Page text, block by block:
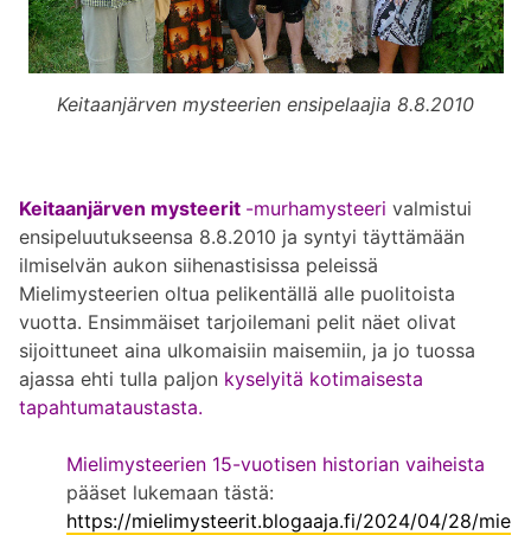
Keitaanjärven mysteerien ensipelaajia 8.8.2010
Keitaanjärven mysteerit -murhamysteeri valmistui
ensipeluutukseensa 8.8.2010 ja syntyi täyttämään
ilmiselvän aukon siihenastisissa peleissä
Mielimysteerien oltua pelikentällä alle puolitoista
vuotta. Ensimmäiset tarjoilemani pelit näet olivat
sijoittuneet aina ulkomaisiin maisemiin, ja jo tuossa
ajassa ehti tulla paljon kyselyitä kotimaisesta
tapahtumataustasta.
Mielimysteerien 15-vuotisen historian vaiheista
pääset lukemaan tästä:
https://mielimysteerit.blogaaja.fi/2024/04/28/mie